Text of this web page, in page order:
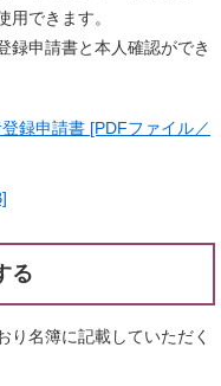
できます。
録申請書と本人確認ができ
録申請書 [PDFファイル／
る
り名簿に記載していただく